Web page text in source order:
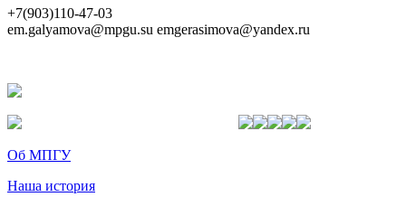
+7(903)110-47-03
em.galyamova@mpgu.su emgerasimova@yandex.ru
Об МПГУ
Наша история